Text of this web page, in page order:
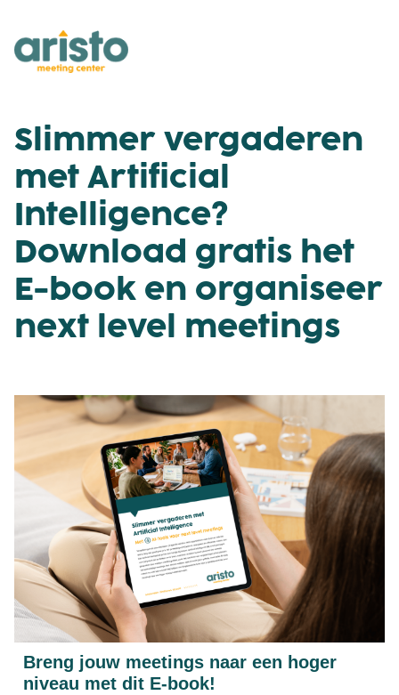
Slimmer vergaderen
met Artificial
Intelligence?
Download gratis het
E-book en organiseer
next level meetings
Breng jouw meetings naar een hoger
niveau met dit E-book!